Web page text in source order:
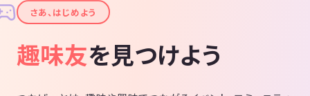
✦さあ、はじめよう
趣味友を見つけよう